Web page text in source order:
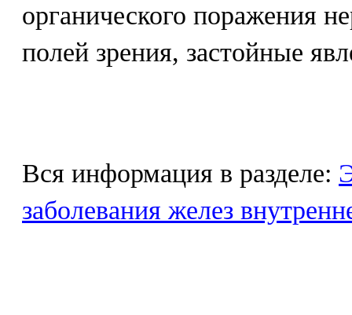
органического поражения
полей зрения, застойные
Вся информация в разделе:
заболевания желез